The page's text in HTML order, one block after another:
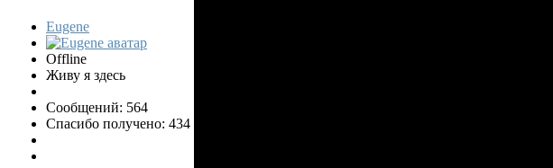
Eugene
Offline
Живу я здесь
Сообщений: 564
Спасибо получено: 434